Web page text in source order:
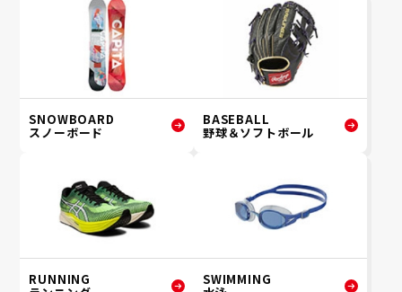
SNOWBOARD
スノーボード
BASEBALL
野球＆ソフトボール
RUNNING SWIMMING